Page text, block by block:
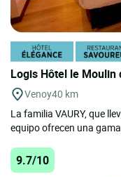
Logis Hôtel le Moulin
Venoy40 km
La familia VAURY, que
equipo ofrecen una
9.7/10